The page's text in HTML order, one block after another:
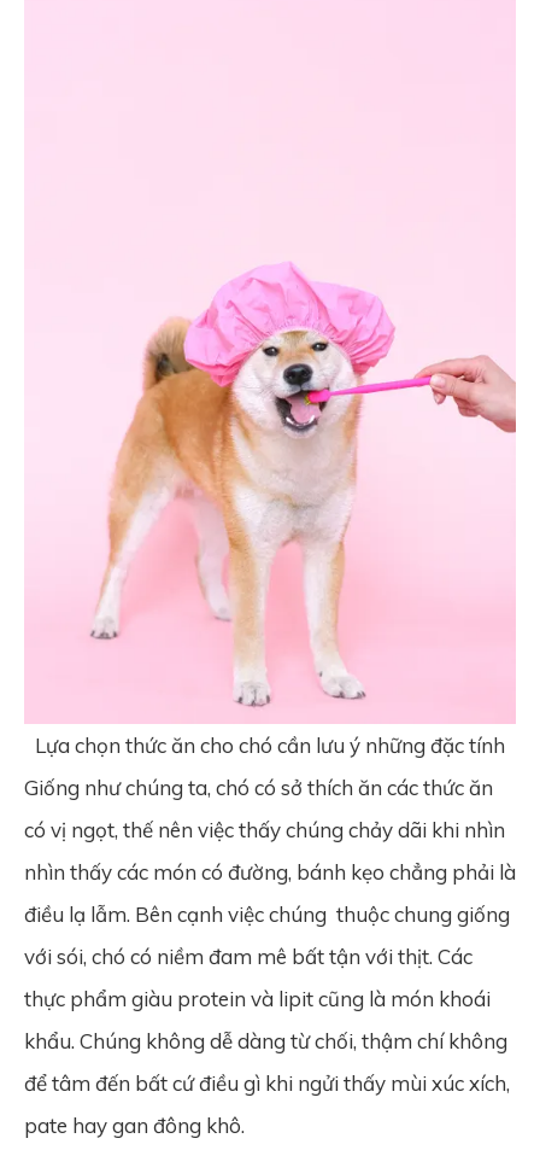
Lựa chọn thức ăn cho chó cần lưu ý những đặc tính
Giống như chúng ta, chó có sở thích ăn các thức ăn
có vị ngọt, thế nên việc thấy chúng chảy dãi khi nhìn
nhìn thấy các món có đường, bánh kẹo chẳng phải là
điều lạ lẫm. Bên cạnh việc chúng thuộc chung giống
với sói, chó có niềm đam mê bất tận với thịt. Các
thực phẩm giàu protein và lipit cũng là món khoái
khẩu. Chúng không dễ dàng từ chối, thậm chí không
để tâm đến bất cứ điều gì khi ngửi thấy mùi xúc xích,
pate hay gan đông khô.